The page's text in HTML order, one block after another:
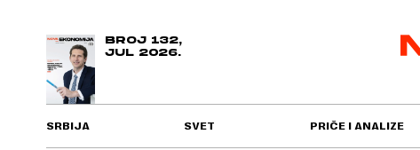
BROJ 132,
JUL 2026.
SRBIJA SVET PRIČE I ANALIZE